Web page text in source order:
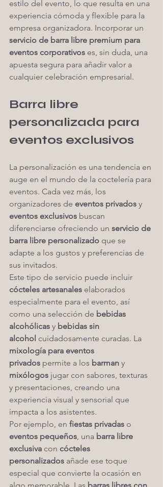
estilo del evento, lo que resulta en una
experiencia cómoda y flexible para la
empresa organizadora. Incorporar un
servicio de barra libre premium para
eventos corporativos es, sin duda, una
apuesta segura para añadir valor a
cualquier celebración empresarial.
Barra libre
personalizada para
eventos exclusivos
La personalización es una tendencia en
auge en el mundo de la coctelería para
eventos. Cada vez más, los
organizadores de eventos privados y
eventos exclusivos buscan
diferenciarse ofreciendo un servicio de
barra libre personalizado que se
adapte a los gustos y preferencias de
sus invitados.
Este tipo de servicio puede incluir
cócteles artesanales elaborados
especialmente para el evento, así
como una selección de bebidas
alcohólicas y bebidas sin
alcohol cuidadosamente curadas. La
mixología para eventos
privados permite a los barman y
mixólogos jugar con sabores, texturas
y presentaciones, creando una
experiencia visual y sensorial que
impacta a los asistentes.
Por ejemplo, en fiestas privadas o
eventos pequeños, una barra libre
exclusiva con cócteles
personalizados añade ese toque
especial que convierte la ocasión en